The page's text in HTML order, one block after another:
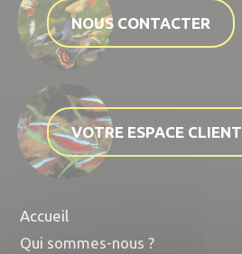
NOUS CONTACTER
VOTRE ESPACE CLIENT
Accueil
Qui sommes-nous ?